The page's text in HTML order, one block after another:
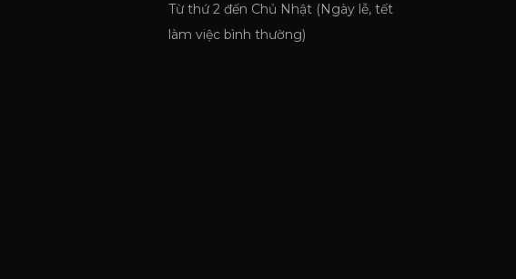
Từ thứ 2 đến Chủ Nhật (Ngày lễ, tết
làm việc bình thường)